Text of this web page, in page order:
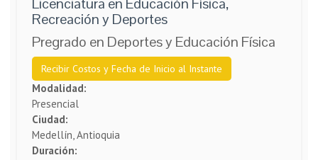
Recreación y Deportes
Pregrado en Deportes y Educación Física
Recibir Costos y Fecha de Inicio al Instante
Modalidad:
Presencial
Ciudad:
Medellín, Antioquia
Duración: